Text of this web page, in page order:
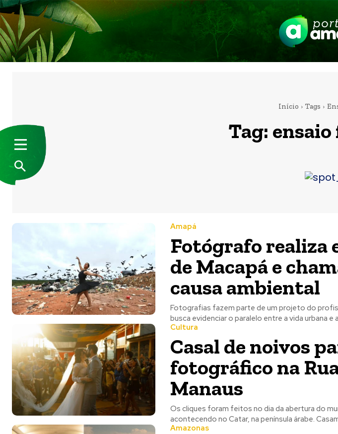
Início Tags
Tag:
Amapá
Fotógrafo realiza
de Macapá e
causa ambiental
Fotografias fazem parte de um projeto do
busca evidenciar o paralelo entre a vida urbana e
Cultura
Casal de noivos
fotográfico na
Manaus
Os cliques foram feitos no dia da abertura do
acontecendo
Amazonas